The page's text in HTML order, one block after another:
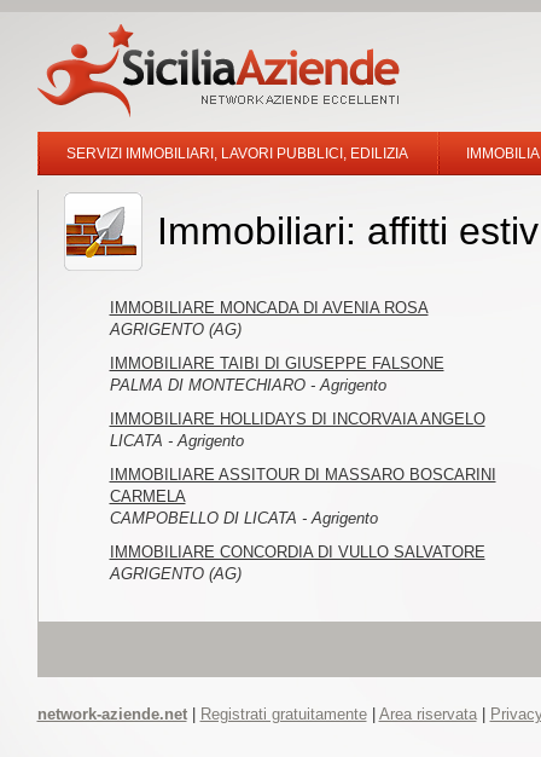
SERVIZI IMMOBILIARI, LAVORI PUBBLICI, EDILIZIA
Immobiliari: affitti
IMMOBILIARE MONCADA DI AVENIA ROSA
AGRIGENTO (AG)
IMMOBILIARE TAIBI DI GIUSEPPE FALSONE
PALMA DI MONTECHIARO - Agrigento
IMMOBILIARE HOLLIDAYS DI INCORVAIA ANGELO
LICATA - Agrigento
IMMOBILIARE ASSITOUR DI MASSARO BOSCARINI
CARMELA
CAMPOBELLO DI LICATA - Agrigento
IMMOBILIARE CONCORDIA DI VULLO SALVATORE
AGRIGENTO (AG)
network-aziende.net| Registrati gratuitamente| Area riservata|